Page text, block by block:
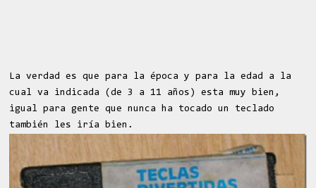
La verdad es que para la época y para la edad a la
cual va indicada (de 3 a 11 años) esta muy bien,
igual para gente que nunca ha tocado un teclado
también les iría bien.